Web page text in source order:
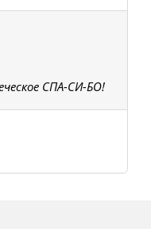
СПА-СИ-БО!